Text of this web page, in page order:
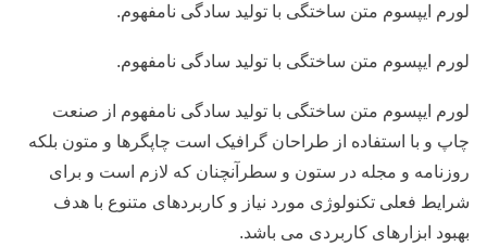
لورم ایپسوم متن ساختگی با تولید سادگی نامفهوم.
لورم ایپسوم متن ساختگی با تولید سادگی نامفهوم.
لورم ایپسوم متن ساختگی با تولید سادگی نامفهوم از صنعت
چاپ و با استفاده از طراحان گرافیک است چاپگرها و متون بلکه
روزنامه و مجله در ستون و سطرآنچنان که لازم است و برای
شرایط فعلی تکنولوژی مورد نیاز و کاربردهای متنوع با هدف
بهبود ابزارهای کاربردی می باشد.